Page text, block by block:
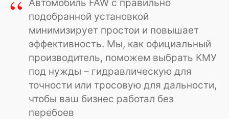
“ Автомобиль FAW с правильно
подобранной установкой
минимизирует простои и повышает
эффективность. Мы, как официальный
производитель, поможем выбрать КМУ
под нужды – гидравлическую для
точности или тросовую для дальности,
чтобы ваш бизнес работал без
перебоев
Заполните форму или напишите мне
в мессенджеры — расскажу как
сэкономить на покупке и согласую
минимальную ставку по лизингу
эксперт по технике
FAW
WhatsApp
Telegram